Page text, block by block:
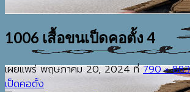
1006 เสื้อขนเป็ดคอตั้ง 4
เผยแพร่พฤษภาคม 20, 2024ที่790 × 883
เป็ดคอตั้ง